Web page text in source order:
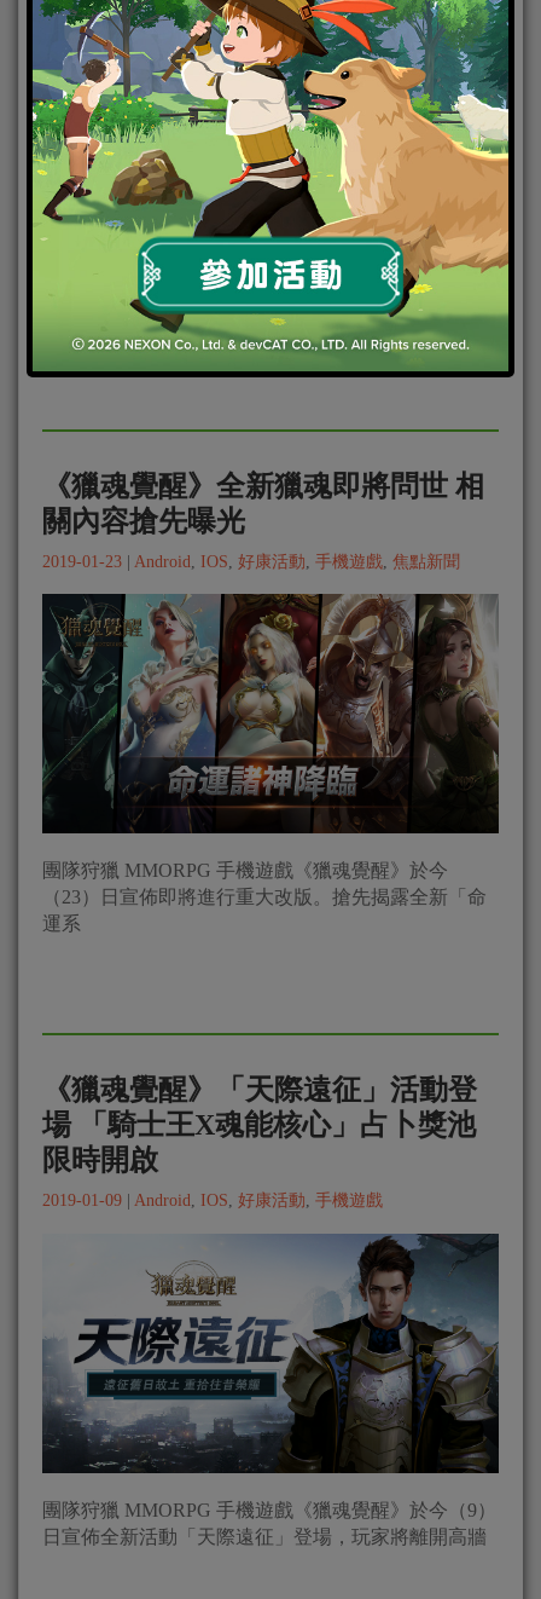
團隊狩獵 MMORPG 手機遊戲《獵魂覺醒》於今
（13）日宣佈情人節活動「傾城之愛」登場，玩家將
《獵魂覺醒》全新獵魂即將問世 相
關內容搶先曝光
2019-01-23 | Android IOS 好康活動 手機遊戲 焦點新聞
團隊狩獵 MMORPG 手機遊戲《獵魂覺醒》於今
（23）日宣佈即將進行重大改版。搶先揭露全新「命
運系
《獵魂覺醒》「天際遠征」活動登
場 「騎士王X魂能核心」占卜獎池
限時開啟
2019-01-09 Android, IOS, 好康活動, 手機遊戲
團隊狩獵 MMORPG 手機遊戲《獵魂覺醒》於今（9）
日宣佈全新活動「天際遠征」登場，玩家將離開高牆